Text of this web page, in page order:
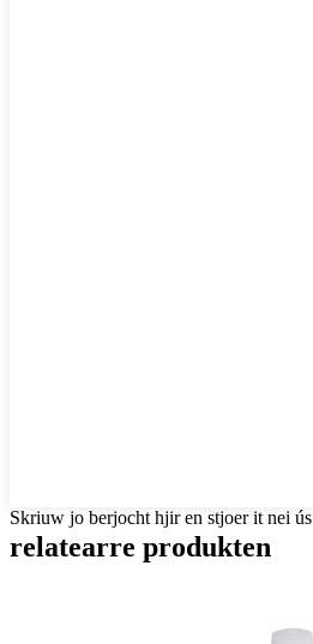
Skriuw jo berjocht hjir en stjoer it nei ús
relatearre produkten